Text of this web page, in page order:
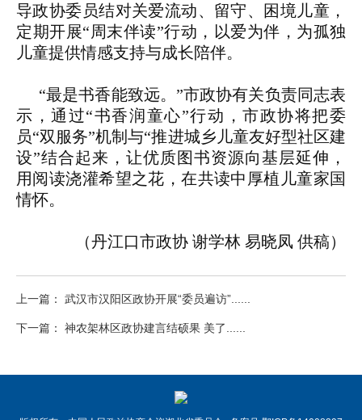
导政协委员结对关爱流动、留守、困境儿童，
定期开展“周末伴读”行动，以爱为伴，为孤独
儿童提供情感支持与成长陪伴。
“最是书香能致远。”市政协有关负责同志表
示，通过“书香润童心”行动，市政协将把委
员“双服务”机制与“推进城乡儿童友好型社区建
设”结合起来，让优质图书资源向基层延伸，
用阅读浇灌希望之花，在共读中厚植儿童家国
情怀。
（丹江口市政协 谢学林 易晓凤 供稿）
上一篇： 武汉市汉阳区政协开展“委员遍访”......
下一篇： 神农架林区政协建言结硕果 美了......